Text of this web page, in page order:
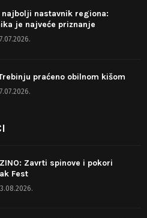
najbolji nastavnik regiona:
je najveće priznanje
praćeno obilnom kišom
Zavrti spinove i pokori
Fest